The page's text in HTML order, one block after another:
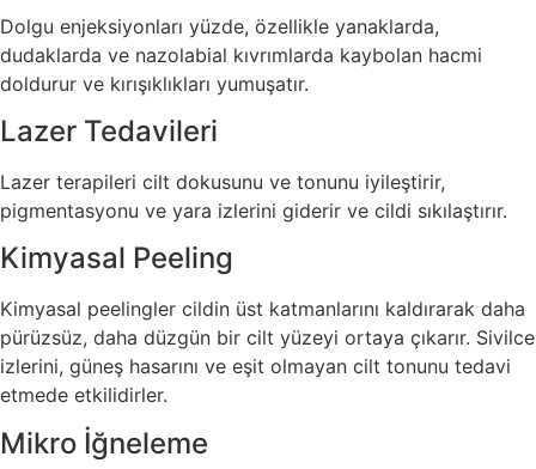
Dolgu enjeksiyonları yüzde, özellikle yanaklarda,
dudaklarda ve nazolabial kıvrımlarda kaybolan hacmi
doldurur ve kırışıklıkları yumuşatır.
Lazer Tedavileri
Lazer terapileri cilt dokusunu ve tonunu iyileştirir,
pigmentasyonu ve yara izlerini giderir ve cildi sıkılaştırır.
Kimyasal Peeling
Kimyasal peelingler cildin üst katmanlarını kaldırarak daha
pürüzsüz, daha düzgün bir cilt yüzeyi ortaya çıkarır. Sivilce
izlerini, güneş hasarını ve eşit olmayan cilt tonunu tedavi
etmede etkilidirler.
Mikro İğneleme